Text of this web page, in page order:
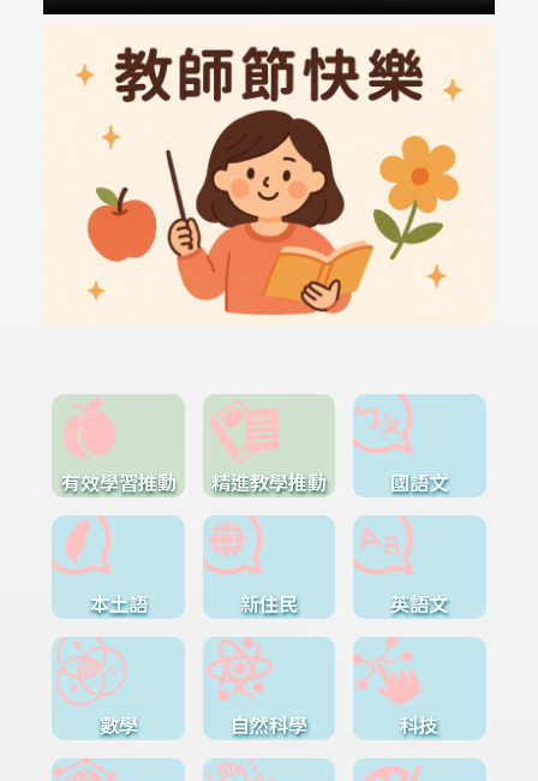
有效學習推動 精進教學推動 國語文
本土語 新住民 英語文
數學 自然科學 科技